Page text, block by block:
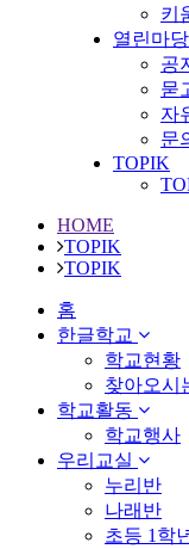
키
열린마당
공
묻
자
문
TOPIK
HOME
TOPIK
TOPIK
홈
한글학교
학교현황
찾아오시
학교활동
학교행사
우리교실
누리반
나래반
초등 1학